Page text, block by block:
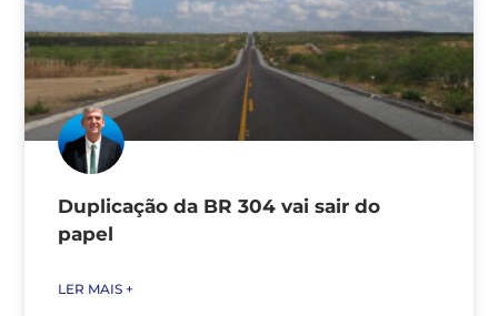
Duplicação da BR 304 vai sair do
papel
LER MAIS +